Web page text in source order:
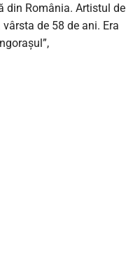
din România. Artistul de
de 58 de ani. Era